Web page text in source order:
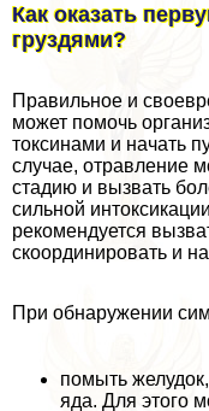
Как оказать
груздями?
Правильное и
может помочь
токсинами и начать
случае, отравление
стадию и вызвать
сильной
рекомендуется
скоординировать и
При обнаружении
помыть
яда. Для этого